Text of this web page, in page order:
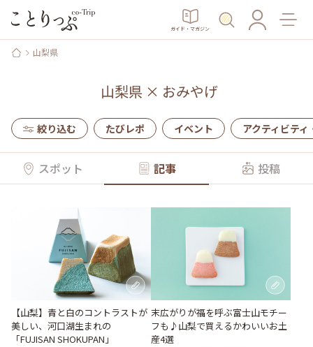
ガイド・マガジン
山梨県
山梨県 × おみやげ
絞り込む たびレポ イベント アクティビティ
スポット 記事 投稿
【山梨】青と白のコントラストが
美しい、河口湖生まれの
「FUJISAN SHOKUPAN」
末広がりが福を呼ぶ富士山モチー
フも♪山梨で買えるかわいいお土
産4選